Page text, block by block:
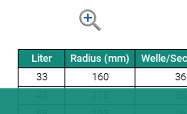
Liter Radius (mm) Welle/
33
160 36